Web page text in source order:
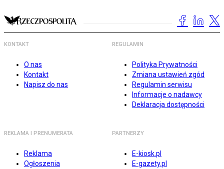
KONTAKT
O nas
Kontakt
Napisz do nas
REGULAMIN
Polityka Prywatności
Zmiana ustawień zgód
Regulamin serwisu
Informacje o nadawcy
Deklaracja dostępności
REKLAMA I PRENUMERATA
Reklama
Ogłoszenia
PARTNERZY
E-kiosk.pl
E-gazety.pl